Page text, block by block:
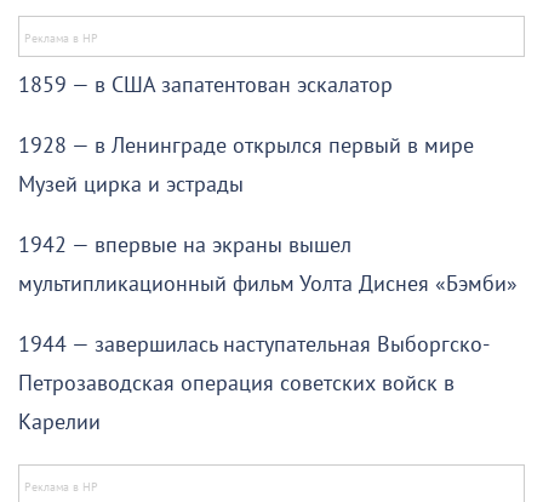
1859 — в США запатентован эскалатор
1928 — в Ленинграде открылся первый в мире
Музей цирка и эстрады
1942 — впервые на экраны вышел
мультипликационный фильм Уолта Диснея «Бэмби»
1944 — завершилась наступательная Выборгско-
Петрозаводская операция советских войск в
Карелии